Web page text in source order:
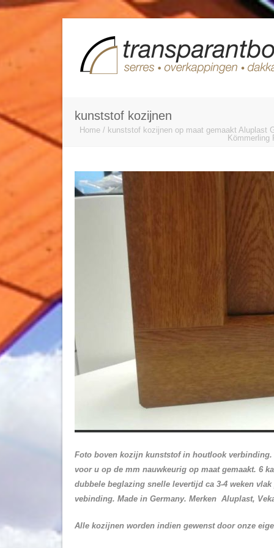
kunststof kozijnen
Home / kunststof kozijnen op maat gemaakt Aluplast
Kömmerling
Foto boven kozijn kunststof in houtlook
voor u op de mm nauwkeurig op maat gemaakt. 6
dubbele beglazing snelle levertijd ca 3-4 weken
vebinding. Made in Germany. Merken Aluplast,
Alle kozijnen worden indien gewenst door onze